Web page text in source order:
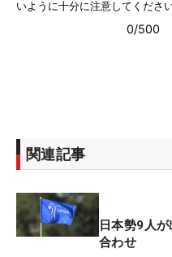
関連記事
日本勢9人
合わせ